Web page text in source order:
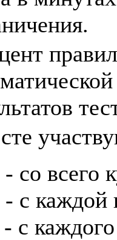
- со всего
- с каждой
- с